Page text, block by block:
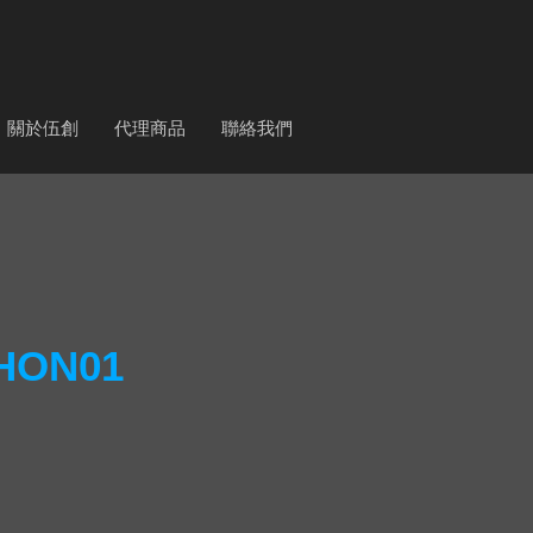
關於伍創 代理商品 聯絡我們